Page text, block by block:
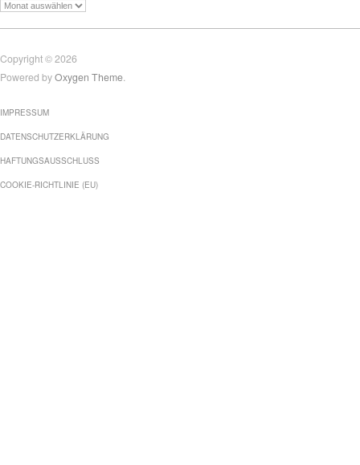
Copyright © 2026
Powered byOxygen Theme.
IMPRESSUM
DATENSCHUTZERKLÄRUNG
HAFTUNGSAUSSCHLUSS
COOKIE-RICHTLINIE (EU)